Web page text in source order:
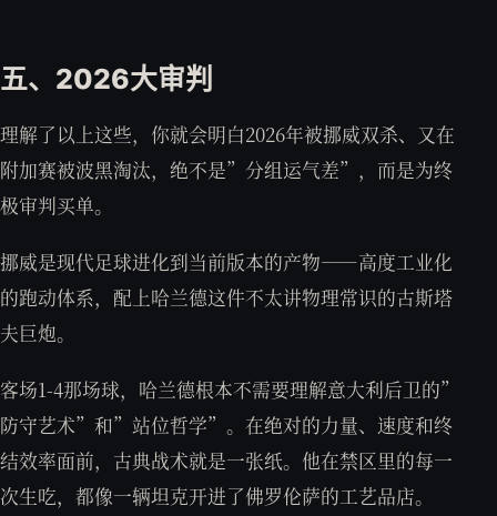
五、2026大审判
理解了以上这些，你就会明白2026年被挪威双杀、又在
附加赛被波黑淘汰，绝不是”分组运气差”，而是为终
极审判买单。
挪威是现代足球进化到当前版本的产物——高度工业化
的跑动体系，配上哈兰德这件不太讲物理常识的古斯塔
夫巨炮。
客场1-4那场球，哈兰德根本不需要理解意大利后卫的”
防守艺术”和”站位哲学”。在绝对的力量、速度和终
结效率面前，古典战术就是一张纸。他在禁区里的每一
次生吃，都像一辆坦克开进了佛罗伦萨的工艺品店。